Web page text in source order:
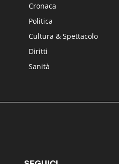
Cronaca
Politica
Cultura & Spettacolo
Diritti
Sanità